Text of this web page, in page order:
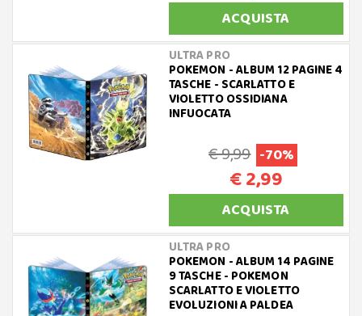
ACQUISTA
ULTRA PRO
POKEMON - ALBUM 12 PAGINE 4
TASCHE - SCARLATTO E
VIOLETTO OSSIDIANA
INFUOCATA
€ 9,99 -70%
€ 2,99
ACQUISTA
ULTRA PRO
POKEMON - ALBUM 14 PAGINE
9 TASCHE - POKEMON
SCARLATTO E VIOLETTO
EVOLUZIONI A PALDEA